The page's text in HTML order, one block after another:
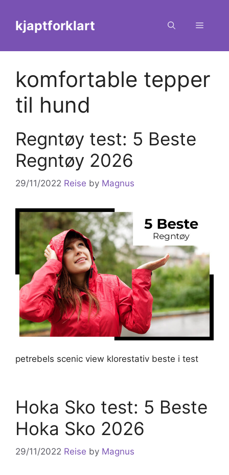
contentkjaptforklart Menu
komfortable tepper
til hund
Regntøy test: 5 Beste
Regntøy 2026
29/11/2022 Reise by Magnus
petrebels scenic view klorestativ beste i test
Hoka Sko test: 5 Beste
Hoka Sko 2026
29/11/2022 Reise by Magnus